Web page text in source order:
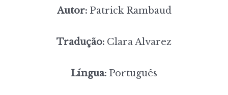
Autor:Patrick Rambaud
Tradução: Clara Alvarez
Língua: Português